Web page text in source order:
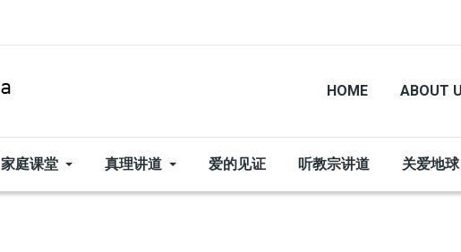
HOME ABOUT
家庭课堂 真理讲道 爱的见证 听教宗讲道 关爱地球